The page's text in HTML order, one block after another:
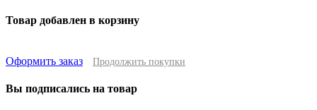
Товар добавлен в корзину
Оформить заказ Продолжить покупки
Вы подписались на товар